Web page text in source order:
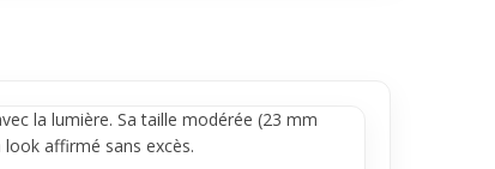
la lumière. Sa taille modérée (23 mm
affirmé sans excès.